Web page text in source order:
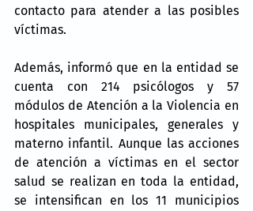
contacto para atender a las posibles
víctimas.
Además, informó que en la entidad se
cuenta con 214 psicólogos y 57
módulos de Atención a la Violencia en
hospitales municipales, generales y
materno infantil. Aunque las acciones
de atención a víctimas en el sector
salud se realizan en toda la entidad,
se intensifican en los 11 municipios